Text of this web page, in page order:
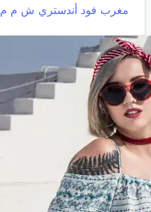
مغرب فود أندستري ش م م